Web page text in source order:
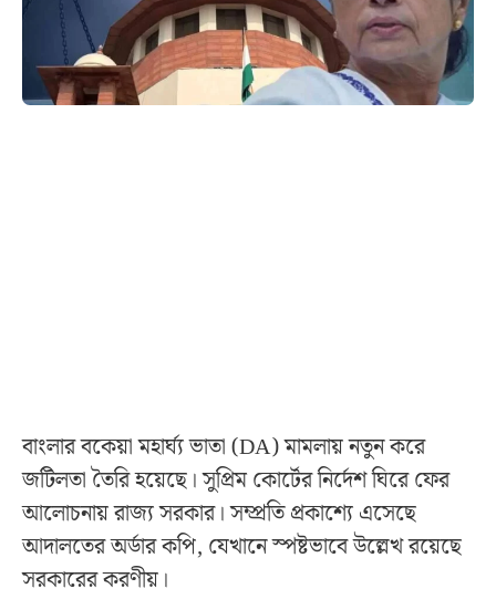
বাংলার বকেয়া মহার্ঘ্য ভাতা (DA) মামলায় নতুন করে
জটিলতা তৈরি হয়েছে। সুপ্রিম কোর্টের নির্দেশ ঘিরে ফের
আলোচনায় রাজ্য সরকার। সম্প্রতি প্রকাশ্যে এসেছে
আদালতের অর্ডার কপি, যেখানে স্পষ্টভাবে উল্লেখ রয়েছে
সরকারের করণীয়।